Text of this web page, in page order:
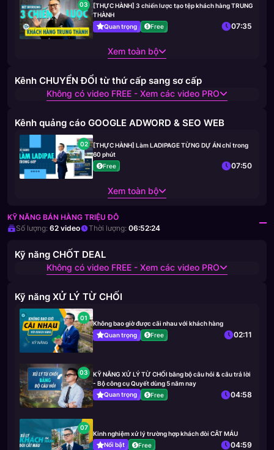
03
[THỰC HÀNH] 3 chiến lược tạo tệp khách hàng TRUNG
THÀNH
Quan trọng
Free 07:35
Xem toàn bộ
Kênh CHUYỂN ĐỔI từ thứ cấp sang sơ cấp
Không có video FREE - Xem các video PRO
Kênh quảng cáo GOOGLE ADWORD & SEO WEB
02
[THỰC HÀNH] Làm LADIPAGE TỪNG DỰ ÁN chỉ trong
60 phút
Free
07:50
Xem toàn bộ
KỸ NĂNG BÁN HÀNG TRIỆU ĐÔ
Số lượng: 62 video Thời lượng: 06:52:24
Kỹ năng CHỐT DEAL
Không có video FREE - Xem các video PRO
Kỹ năng XỬ LÝ TỪ CHỐI
01
Không bao giờ được cãi nhau với khách hàng
Quan trọng
Free 02:11
03
KỸ NĂNG XỬ LÝ TỪ CHỐI bằng bộ câu hỏi & câu trả lời
- Bộ công cụ Quyết dùng 5 năm nay
Quan trọng
Free 04:58
07
Kinh nghiệm xử lý trường hợp khách đòi CẮT MÁU
Nổi bật
Free 04:59